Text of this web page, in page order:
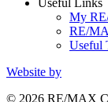
Useful Links
My
RE/
Useful
Website by
© 2026 RE/MAX